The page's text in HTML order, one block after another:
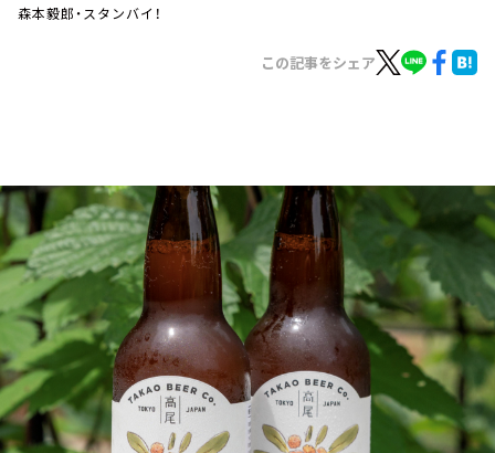
トピックス
TBS Podcast
お知らせ
イベント・グッズ
YouTube
会社情報
森本毅郎・スタンバイ！
この記事をシェア